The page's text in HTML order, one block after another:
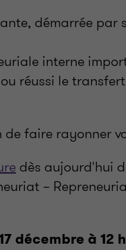
démarrée par
interne
réussi le
faire rayonner
dès aujourd'hui
–
décembre à 12